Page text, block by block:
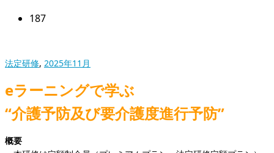
187
法定研修, 2025年11月
eラーニングで学ぶ
“介護予防及び要介護度進行予防”
概要